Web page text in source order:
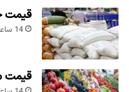
قیمت
14 ساعت پیش
قیمت میوه